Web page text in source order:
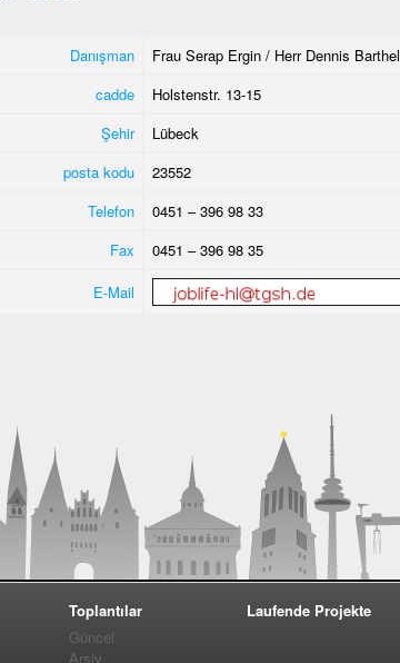
Danışman
Frau Serap Ergin / Herr Dennis Barthel
cadde
Holstenstr. 13-15
Şehir
Lübeck
posta kodu
23552
Telefon
0451 – 396 98 33
Fax
0451 – 396 98 35
E-Mail
Toplantılar
Güncel
Arşiv
Laufende Projekte